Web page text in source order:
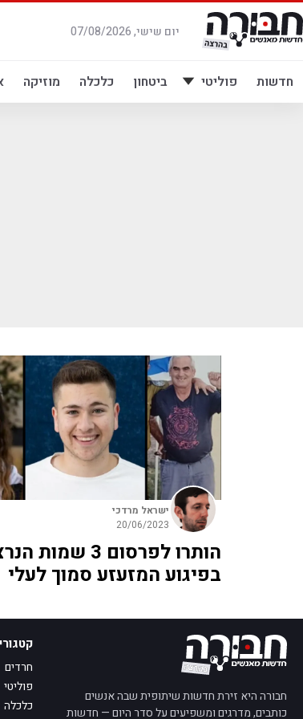
דלג
לתוכן
יום שישי, 07/08/2026
חדשות פוליטי ביטחון כלכלה מוזיקה
ישראל מרדכי
20/06/2023
הותרו לפרסום 3
בפיגוע המזעזע סמוך לעלי
חבורה היא זירת חדשות שיתופית שבה אנשים
כותבים, מדרגים ומשפיעים על סדר היום — חדשות
חרדים
פוליטי
כלכלה